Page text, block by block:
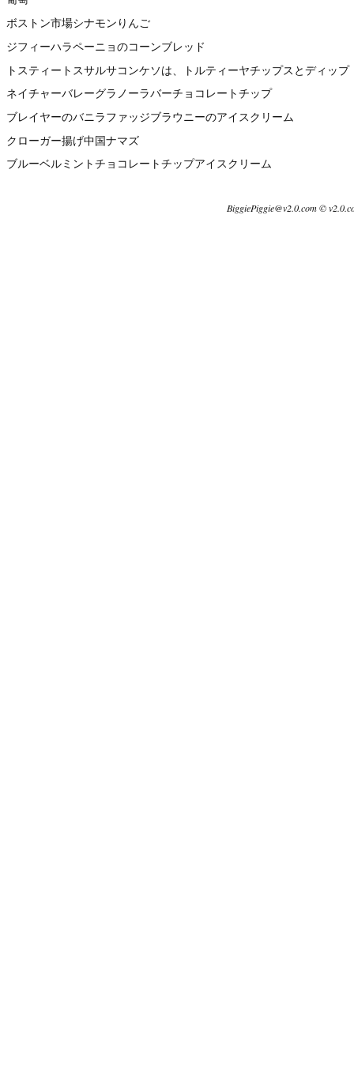
ボストン市場シナモンりんご
ジフィーハラペーニョのコーンブレッド
トスティートスサルサコンケソは、トルティーヤチップスとディップ
ネイチャーバレーグラノーラバーチョコレートチップ
ブレイヤーのバニラファッジブラウニーのアイスクリーム
クローガー揚げ中国ナマズ
ブルーベルミントチョコレートチップアイスクリーム
BiggiePiggie@v2.0.com ©